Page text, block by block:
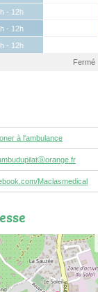
- 12h
- 12h
- 12h
Fermé
à l'ambulance
Maclasmedical